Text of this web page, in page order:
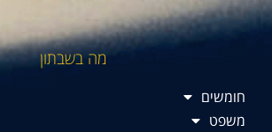
מה בשבתון
חומשים
משפט